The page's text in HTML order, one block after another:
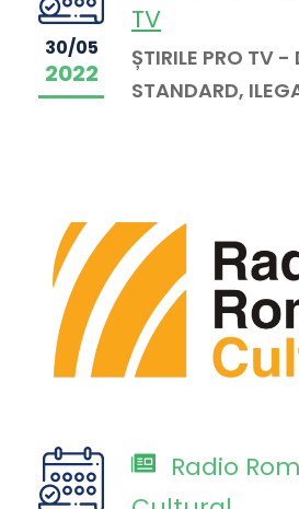
30/05
2022
TV
ȘTIRILE PRO TV -
STANDARD,
Radio